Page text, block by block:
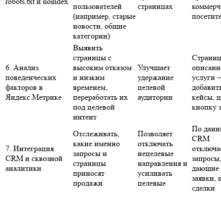
пользователей
(например, старые
новости, общие
категории)
страницах
6. Анализ
поведенческих
факторов в
Яндекс.Метрике
Выявить
страницы с
высоким отказом
и низким
временем,
переработать их
под целевой
интент
Улучшает
удержание
целевой
аудитории
услуги
кейсы,
кнопку
7. Интеграция
CRM и сквозной
аналитики
Отслеживать,
какие именно
запросы и
страницы
приносят
продажи
Позволяет
отключать
нецелевые
направления и
усиливать
целевые
По
CRM
запросы,
дающие
заявки,
сделки